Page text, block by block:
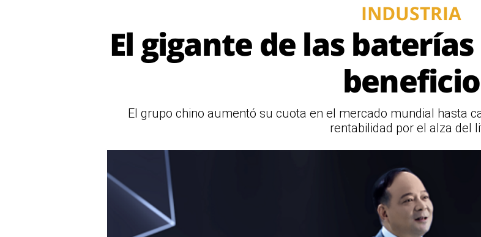
INDUSTRIA
El gigante de las
beneficio
El grupo chino aumentó su cuota en el mercado mundial hasta
rentabilidad por el alza del